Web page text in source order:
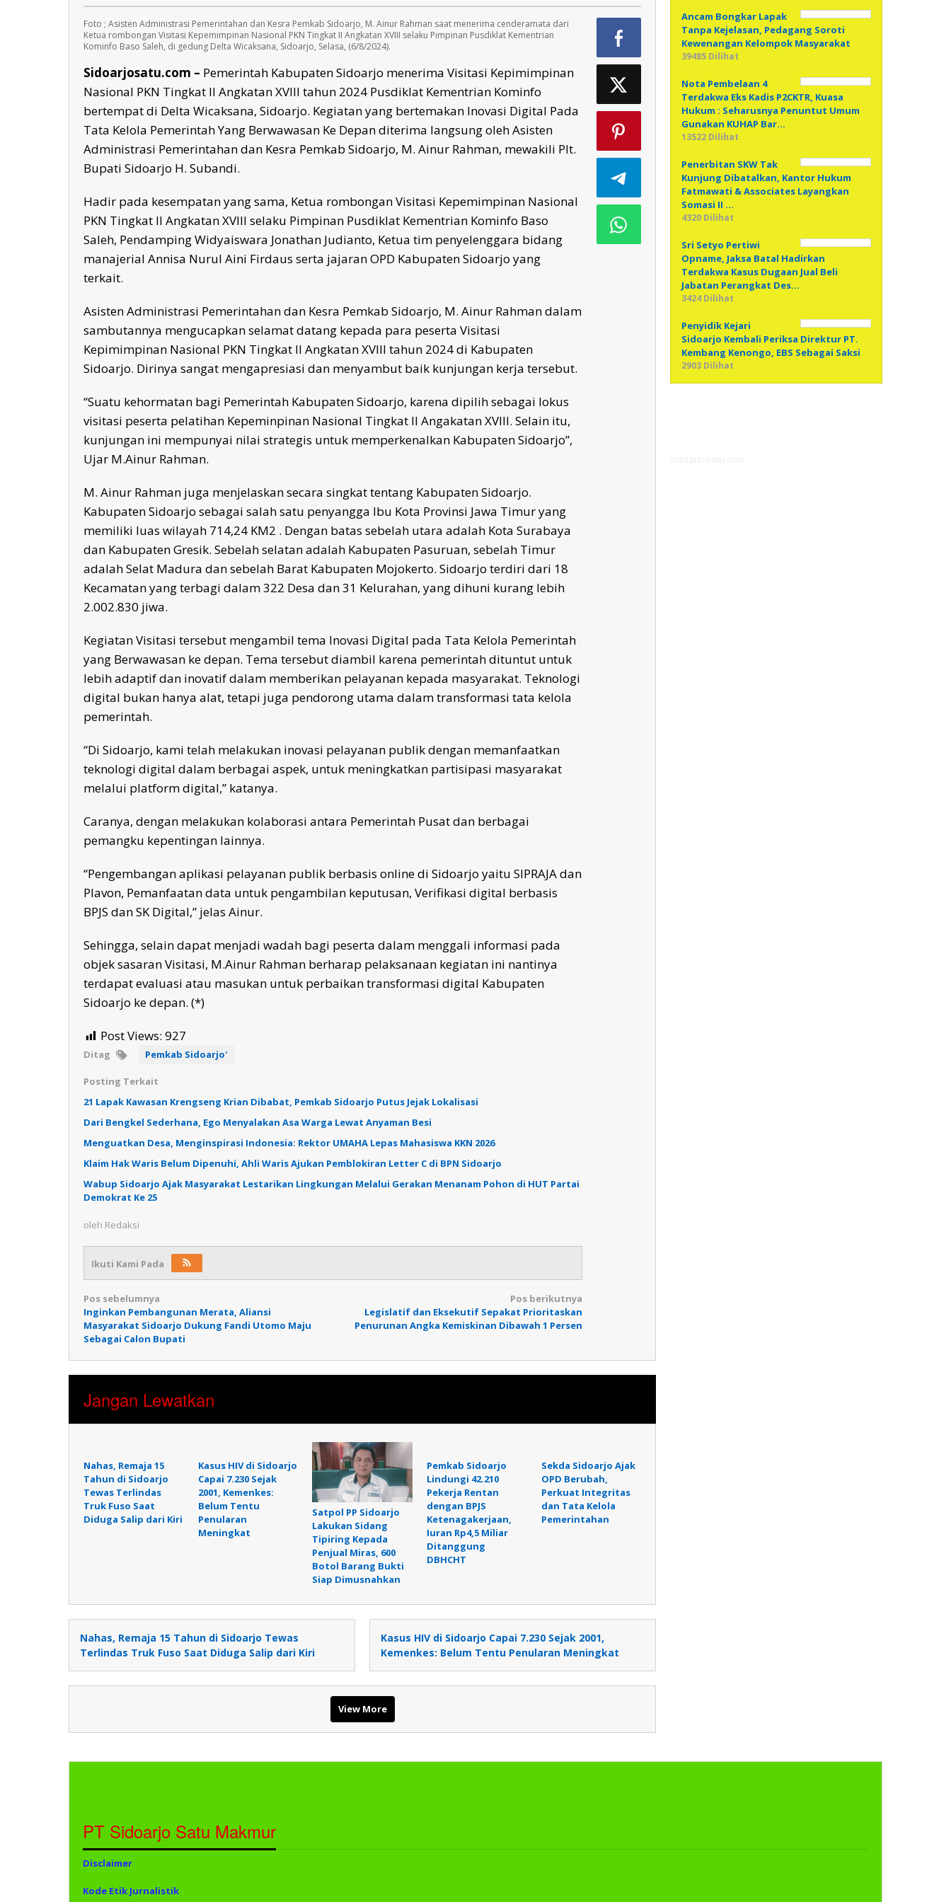
Foto ; Asisten Administrasi Pemerintahan dan Kesra Pemkab Sidoarjo, M. Ainur Rahman saat menerima cenderamata dari
Ketua rombongan Visitasi Kepemimpinan Nasional PKN Tingkat II Angkatan XVIII selaku Pimpinan Pusdiklat Kementrian
Kominfo Baso Saleh, di gedung Delta Wicaksana, Sidoarjo, Selasa, (6/8/2024).
Sidoarjosatu.com – Pemerintah Kabupaten Sidoarjo menerima Visitasi Kepimimpinan
Nasional PKN Tingkat II Angkatan XVIII tahun 2024 Pusdiklat Kementrian Kominfo
bertempat di Delta Wicaksana, Sidoarjo. Kegiatan yang bertemakan Inovasi Digital Pada
Tata Kelola Pemerintah Yang Berwawasan Ke Depan diterima langsung oleh Asisten
Administrasi Pemerintahan dan Kesra Pemkab Sidoarjo, M. Ainur Rahman, mewakili Plt.
Bupati Sidoarjo H. Subandi.
Hadir pada kesempatan yang sama, Ketua rombongan Visitasi Kepemimpinan Nasional
PKN Tingkat II Angkatan XVIII selaku Pimpinan Pusdiklat Kementrian Kominfo Baso
Saleh, Pendamping Widyaiswara Jonathan Judianto, Ketua tim penyelenggara bidang
manajerial Annisa Nurul Aini Firdaus serta jajaran OPD Kabupaten Sidoarjo yang
terkait.
Asisten Administrasi Pemerintahan dan Kesra Pemkab Sidoarjo, M. Ainur Rahman dalam
sambutannya mengucapkan selamat datang kepada para peserta Visitasi
Kepimimpinan Nasional PKN Tingkat II Angkatan XVIII tahun 2024 di Kabupaten
Sidoarjo. Dirinya sangat mengapresiasi dan menyambut baik kunjungan kerja tersebut.
“Suatu kehormatan bagi Pemerintah Kabupaten Sidoarjo, karena dipilih sebagai lokus
visitasi peserta pelatihan Kepeminpinan Nasional Tingkat II Angakatan XVIII. Selain itu,
kunjungan ini mempunyai nilai strategis untuk memperkenalkan Kabupaten Sidoarjo”,
Ujar M.Ainur Rahman.
M. Ainur Rahman juga menjelaskan secara singkat tentang Kabupaten Sidoarjo.
Kabupaten Sidoarjo sebagai salah satu penyangga Ibu Kota Provinsi Jawa Timur yang
memiliki luas wilayah 714,24 KM2 . Dengan batas sebelah utara adalah Kota Surabaya
dan Kabupaten Gresik. Sebelah selatan adalah Kabupaten Pasuruan, sebelah Timur
adalah Selat Madura dan sebelah Barat Kabupaten Mojokerto. Sidoarjo terdiri dari 18
Kecamatan yang terbagi dalam 322 Desa dan 31 Kelurahan, yang dihuni kurang lebih
2.002.830 jiwa.
Kegiatan Visitasi tersebut mengambil tema Inovasi Digital pada Tata Kelola Pemerintah
yang Berwawasan ke depan. Tema tersebut diambil karena pemerintah dituntut untuk
lebih adaptif dan inovatif dalam memberikan pelayanan kepada masyarakat. Teknologi
digital bukan hanya alat, tetapi juga pendorong utama dalam transformasi tata kelola
pemerintah.
“Di Sidoarjo, kami telah melakukan inovasi pelayanan publik dengan memanfaatkan
teknologi digital dalam berbagai aspek, untuk meningkatkan partisipasi masyarakat
melalui platform digital,” katanya.
Caranya, dengan melakukan kolaborasi antara Pemerintah Pusat dan berbagai
pemangku kepentingan lainnya.
“Pengembangan aplikasi pelayanan publik berbasis online di Sidoarjo yaitu SIPRAJA dan
Plavon, Pemanfaatan data untuk pengambilan keputusan, Verifikasi digital berbasis
BPJS dan SK Digital,” jelas Ainur.
Sehingga, selain dapat menjadi wadah bagi peserta dalam menggali informasi pada
objek sasaran Visitasi, M.Ainur Rahman berharap pelaksanaan kegiatan ini nantinya
terdapat evaluasi atau masukan untuk perbaikan transformasi digital Kabupaten
Sidoarjo ke depan. (*)
Post Views: 927
Ditag Pemkab Sidoarjo'
Posting Terkait
21 Lapak Kawasan Krengseng Krian Dibabat, Pemkab Sidoarjo Putus Jejak Lokalisasi
Dari Bengkel Sederhana, Ego Menyalakan Asa Warga Lewat Anyaman Besi
Menguatkan Desa, Menginspirasi Indonesia: Rektor UMAHA Lepas Mahasiswa KKN 2026
Klaim Hak Waris Belum Dipenuhi, Ahli Waris Ajukan Pemblokiran Letter C di BPN Sidoarjo
Wabup Sidoarjo Ajak Masyarakat Lestarikan Lingkungan Melalui Gerakan Menanam Pohon di HUT Partai
Demokrat Ke 25
oleh Redaksi
Ikuti Kami Pada
Navigasi
pos
Pos sebelumnya
Inginkan Pembangunan Merata, Aliansi
Masyarakat Sidoarjo Dukung Fandi Utomo Maju
Sebagai Calon Bupati
Pos berikutnya
Legislatif dan Eksekutif Sepakat Prioritaskan
Penurunan Angka Kemiskinan Dibawah 1 Persen
Jangan Lewatkan
Nahas, Remaja 15
Tahun di Sidoarjo
Tewas Terlindas
Truk Fuso Saat
Diduga Salip dari Kiri
Kasus HIV di Sidoarjo
Capai 7.230 Sejak
2001, Kemenkes:
Belum Tentu
Penularan
Meningkat
Satpol PP Sidoarjo
Lakukan Sidang
Tipiring Kepada
Penjual Miras, 600
Botol Barang Bukti
Siap Dimusnahkan
Pemkab Sidoarjo
Lindungi 42.210
Pekerja Rentan
dengan BPJS
Ketenagakerjaan,
Iuran Rp4,5 Miliar
Ditanggung
DBHCHT
Sekda Sidoarjo Ajak
OPD Berubah,
Perkuat Integritas
dan Tata Kelola
Pemerintahan
Nahas, Remaja 15 Tahun di Sidoarjo Tewas
Terlindas Truk Fuso Saat Diduga Salip dari Kiri
Kasus HIV di Sidoarjo Capai 7.230 Sejak 2001,
Kemenkes: Belum Tentu Penularan Meningkat
View More
Ancam Bongkar Lapak
Tanpa Kejelasan, Pedagang Soroti
Kewenangan Kelompok Masyarakat
39485 Dilihat
Nota Pembelaan 4
Terdakwa Eks Kadis P2CKTR, Kuasa
Hukum : Seharusnya Penuntut Umum
Gunakan KUHAP Bar…
13522 Dilihat
Penerbitan SKW Tak
Kunjung Dibatalkan, Kantor Hukum
Fatmawati & Associates Layangkan
Somasi II …
4320 Dilihat
Sri Setyo Pertiwi
Opname, Jaksa Batal Hadirkan
Terdakwa Kasus Dugaan Jual Beli
Jabatan Perangkat Des…
3424 Dilihat
Penyidik Kejari
Sidoarjo Kembali Periksa Direktur PT.
Kembang Kenongo, EBS Sebagai Saksi
2903 Dilihat
PT Sidoarjo Satu Makmur
Disclaimer
Kode Etik Jurnalistik